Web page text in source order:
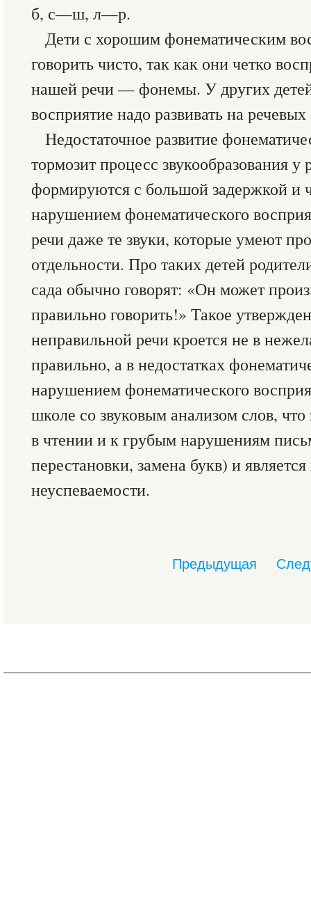
б, с—ш, л—р.
Дети с хорошим фонематическим
говорить чисто, так как они четко
нашей речи — фонемы. У других
восприятие надо развивать на речевых
Недостаточное развитие
тормозит процесс звукообразования у
формируются с большой задержкой и
нарушением фонематического
речи даже те звуки, которые умеют
отдельности. Про таких детей
сада обычно говорят: «Он может
правильно говорить!» Такое
неправильной речи кроется не в
правильно, а в недостатках
нарушением фонематического
школе со звуковым анализом слов,
в чтении и к грубым нарушениям
перестановки, замена букв) и
неуспеваемости.
Предыдущая